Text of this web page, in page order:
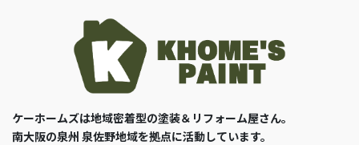
ケーホームズは地域密着型の塗装＆リフォーム屋さん。
南大阪の泉州 泉佐野地域を拠点に活動しています。